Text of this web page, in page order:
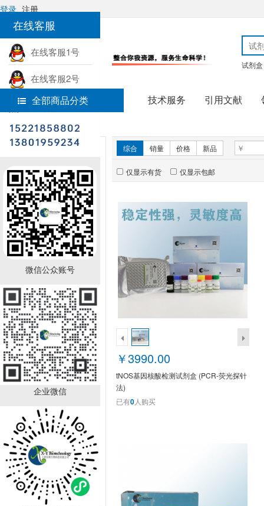
在线客服
在线客服1号
在线客服2号
热线电话
微信公众账号
企业微信
登录 注册
试剂盒
全部商品分类 技术服务 引用文献
首页
分子生物学
新品推荐
GS AntiQ qPCR SYBR
XY9A2465
￥1200.00
已有 0 人购买
UnionScript First-strand
cDNA Synthesis Mix for
qPCR(with dsDNase)
XY9A2363
￥1890.00
已有 0人购买
综合 销量 价格 新品
仅显示有货 仅显示包邮
￥3990.00
tNOS基因核酸检测试剂盒 (PCR-荧光探针
法)
已有0人购买